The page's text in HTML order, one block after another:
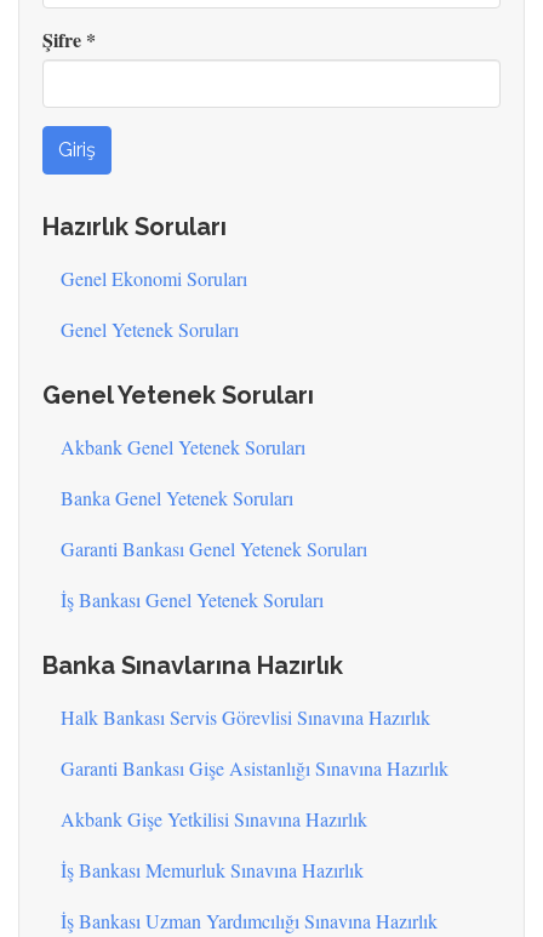
Şifre *
Giriş
Hazırlık Soruları
Genel Ekonomi Soruları
Genel Yetenek Soruları
Genel Yetenek Soruları
Akbank Genel Yetenek Soruları
Banka Genel Yetenek Soruları
Garanti Bankası Genel Yetenek Soruları
İş Bankası Genel Yetenek Soruları
Banka Sınavlarına Hazırlık
Halk Bankası Servis Görevlisi Sınavına Hazırlık
Garanti Bankası Gişe Asistanlığı Sınavına Hazırlık
Akbank Gişe Yetkilisi Sınavına Hazırlık
İş Bankası Memurluk Sınavına Hazırlık
İş Bankası Uzman Yardımcılığı Sınavına Hazırlık